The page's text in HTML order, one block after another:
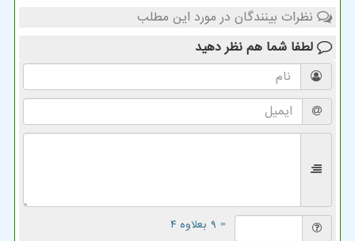
نظرات بینندگان در مورد این مطلب
لطفا شما هم نظر دهید
= ۹ بعلاوه ۴